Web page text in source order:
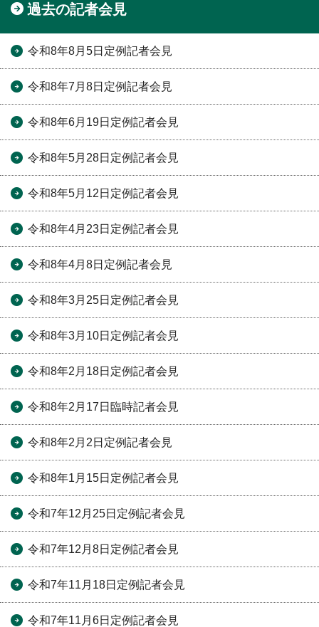
過去の記者会見
令和8年8月5日定例記者会見
令和8年7月8日定例記者会見
令和8年6月19日定例記者会見
令和8年5月28日定例記者会見
令和8年5月12日定例記者会見
令和8年4月23日定例記者会見
令和8年4月8日定例記者会見
令和8年3月25日定例記者会見
令和8年3月10日定例記者会見
令和8年2月18日定例記者会見
令和8年2月17日臨時記者会見
令和8年2月2日定例記者会見
令和8年1月15日定例記者会見
令和7年12月25日定例記者会見
令和7年12月8日定例記者会見
令和7年11月18日定例記者会見
令和7年11月6日定例記者会見